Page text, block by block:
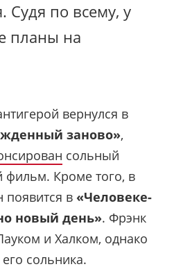
Судя по всему, у
планы на
вернулся в
заново»,
сольный
фильм. Кроме того, в
в «Человеке-
новый день». Фрэнк
и Халком, однако
сольника.